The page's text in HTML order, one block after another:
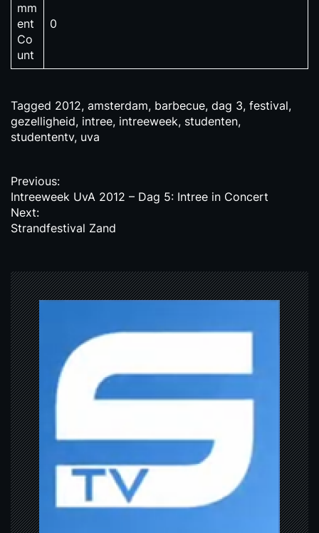
mm
ent
Co
unt
0
Tagged 2012, amsterdam, barbecue, dag 3, festival,
gezelligheid, intree, intreeweek, studenten,
studententv, uva
P
o
s
n
a
v
i
g
a
t
i
o
n
Previous:
Intreeweek UvA 2012 – Dag 5: Intree in Concert
Next:
Strandfestival Zand